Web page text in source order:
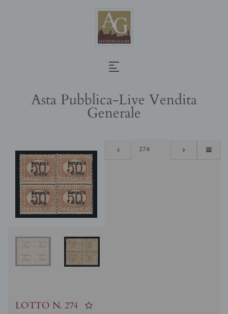
Asta Pubblica-Live Vendita
Generale
LOTTO N. 274